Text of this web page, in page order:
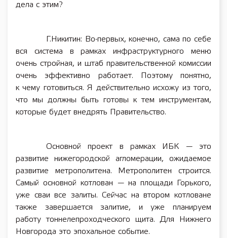
дела с этим?
Г.Никитин: Во-первых, конечно, сама по себе
вся система в рамках инфраструктурного меню
очень стройная, и штаб правительственной комиссии
очень эффективно работает. Поэтому понятно,
к чему готовиться. Я действительно исхожу из того,
что мы должны быть готовы к тем инструментам,
которые будет внедрять Правительство.
Основной проект в рамках ИБК — это
развитие нижегородской агломерации, ожидаемое
развитие метрополитена. Метрополитен строится.
Самый основной котлован — на площади Горького,
уже сваи все залиты. Сейчас на втором котловане
также завершается залитие, и уже планируем
работу тоннелепроходческого щита. Для Нижнего
Новгорода это эпохальное событие.